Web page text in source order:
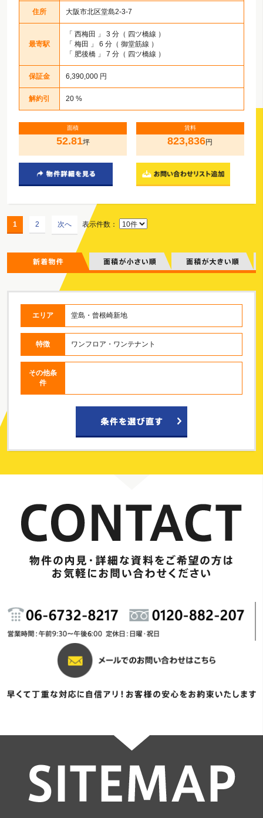
住所 大阪市北区堂島2-3-7
最寄駅
「 西梅田
」 3 分（ 四ツ橋線 ）
「 梅田
」 6 分（ 御堂筋線 ）
「 肥後橋 」 7 分（ 四ツ橋線 ）
保証金 6,390,000 円
解約引 20 %
面積
52.81坪
賃料
823,836円
1 2 次へ 表示件数：
エリア 堂島・曾根崎新地
特徴 ワンフロア・ワンテナント
その他条
件